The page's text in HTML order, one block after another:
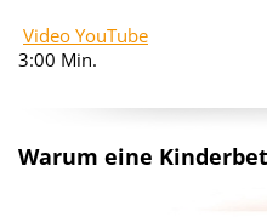
Video YouTube
3:00 Min.
Warum eine